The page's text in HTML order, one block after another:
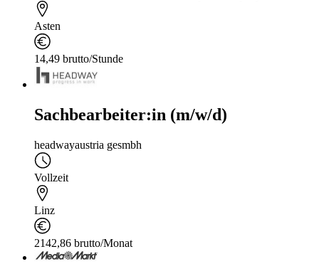
Asten
14,49 brutto/Stunde
Sachbearbeiter:in (m/w/d)
headwayaustria gesmbh
Vollzeit
Linz
2142,86 brutto/Monat